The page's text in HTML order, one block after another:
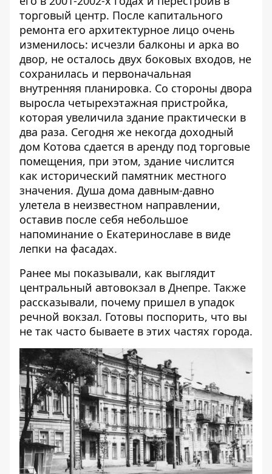
торговый центр. После капитального
ремонта его архитектурное лицо очень
изменилось: исчезли балконы и арка во
двор, не осталось двух боковых входов, не
сохранилась и первоначальная
внутренняя планировка. Со стороны двора
выросла четырехэтажная пристройка,
которая увеличила здание практически в
два раза. Сегодня же некогда доходный
дом Котова сдается в аренду под торговые
помещения, при этом, здание числится
как исторический памятник местного
значения. Душа дома давным-давно
улетела в неизвестном направлении,
оставив после себя небольшое
напоминание о Екатеринославе в виде
лепки на фасадах.
Ранее мы показывали, как выглядит
центральный автовокзал в Днепре. Также
рассказывали, почему пришел в упадок
речной вокзал. Готовы поспорить, что вы
не так часто бываете в этих частях города.